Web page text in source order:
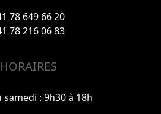
78 649 66 20
78 216 06 83
HORAIRES
samedi : 9h30 à 18h